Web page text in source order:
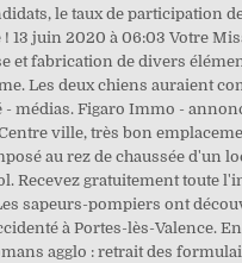
le taux de participation
13 juin 2020 à 06:03 Votre
et fabrication de divers
Les deux chiens auraient
- médias. Figaro Immo -
Centre ville, très bon
au rez de chaussée d'un
Recevez gratuitement toute
sapeurs-pompiers ont
à Portes-lès-Valence.
agglo : retrait des